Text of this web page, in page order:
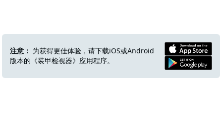
注意： 为获得更佳体验，请下载iOS或Android
版本的《装甲检视器》应用程序。